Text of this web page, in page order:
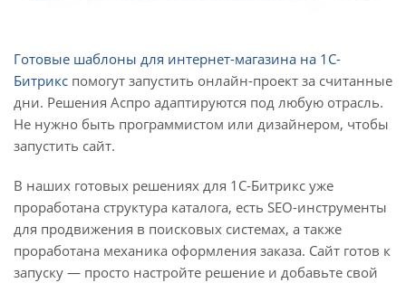
Готовые шаблоны для интернет-магазина на 1С-
Битрикс помогут запустить онлайн-проект за считанные
дни. Решения Аспро адаптируются под любую отрасль.
Не нужно быть программистом или дизайнером, чтобы
запустить сайт.
В наших готовых решениях для 1С-Битрикс уже
проработана структура каталога, есть SEO-инструменты
для продвижения в поисковых системах, а также
проработана механика оформления заказа. Сайт готов к
запуску — просто настройте решение и добавьте свой